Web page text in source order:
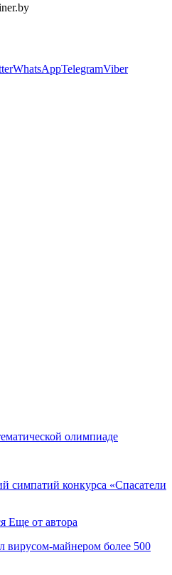
WhatsAppTelegramViber
олимпиаде
симпатий конкурса «Спасатели
Еще от автора
вирусом-майнером более 500